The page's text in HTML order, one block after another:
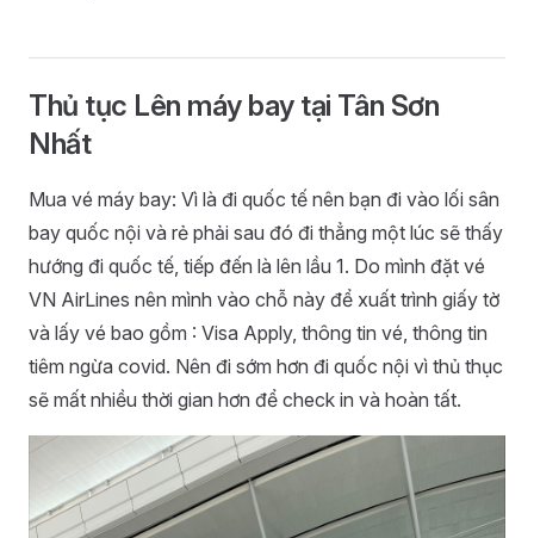
Thủ tục Lên máy bay tại Tân Sơn
Nhất
Mua vé máy bay: Vì là đi quốc tế nên bạn đi vào lối sân
bay quốc nội và rẻ phải sau đó đi thẳng một lúc sẽ thấy
hướng đi quốc tế, tiếp đến là lên lầu 1. Do mình đặt vé
VN AirLines nên mình vào chỗ này để xuất trình giấy tờ
và lấy vé bao gồm : Visa Apply, thông tin vé, thông tin
tiêm ngừa covid. Nên đi sớm hơn đi quốc nội vì thủ thục
sẽ mất nhiều thời gian hơn để check in và hoàn tất.